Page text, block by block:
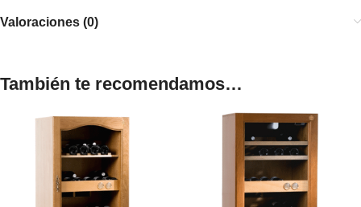
Valoraciones (0)
También te recomendamos…